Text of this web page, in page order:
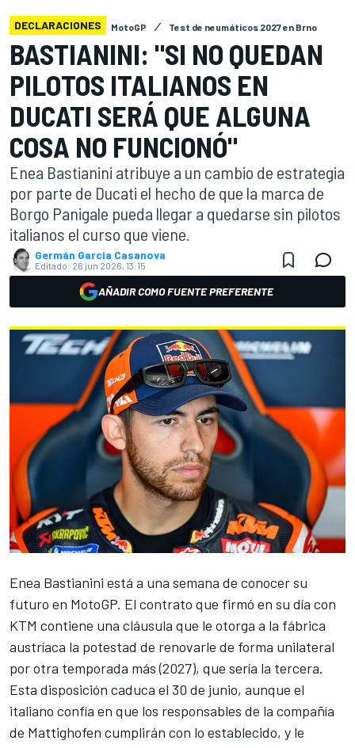
DECLARACIONES MotoGP Test de neumáticos 2027 en Brno
BASTIANINI: "SI NO QUEDAN
PILOTOS ITALIANOS EN
DUCATI SERÁ QUE ALGUNA
COSA NO FUNCIONÓ"
Enea Bastianini atribuye a un cambio de estrategia
por parte de Ducati el hecho de que la marca de
Borgo Panigale pueda llegar a quedarse sin pilotos
italianos el curso que viene.
Germán Garcia Casanova
Editado: 26 jun 2026, 13:15
AÑADIR COMO FUENTE PREFERENTE
Enea Bastianini está a una semana de conocer su
futuro en MotoGP. El contrato que firmó en su día con
KTM contiene una cláusula que le otorga a la fábrica
austríaca la potestad de renovarle de forma unilateral
por otra temporada más (2027), que sería la tercera.
Esta disposición caduca el 30 de junio, aunque el
italiano confía en que los responsables de la compañía
de Mattighofen cumplirán con lo establecido, y le